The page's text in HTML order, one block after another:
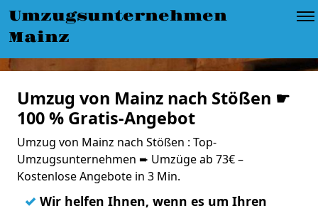
Umzugsunternehmen
Mainz
Umzug von Mainz nach Stößen ☛
100 % Gratis-Angebot
Umzug von Mainz nach Stößen : Top-
Umzugsunternehmen ➨ Umzüge ab 73€ –
Kostenlose Angebote in 3 Min.
✓ Wir helfen Ihnen, wenn es um Ihren